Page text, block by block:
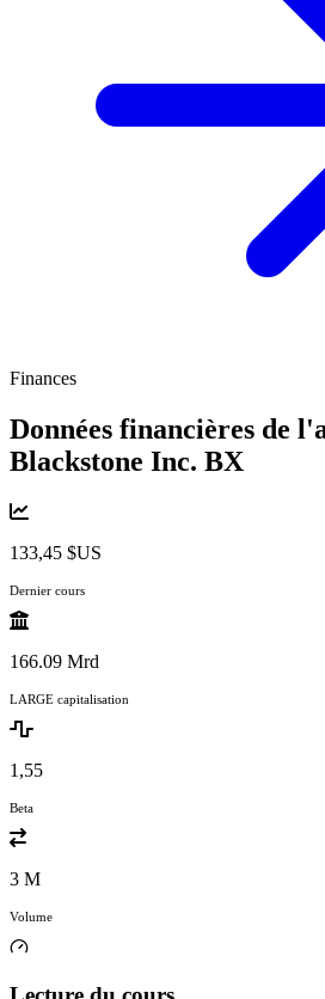
Finances
Données financières de
Blackstone Inc. BX
133,45 $US
Dernier cours
166.09 Mrd
LARGE capitalisation
1,55
Beta
3 M
Volume